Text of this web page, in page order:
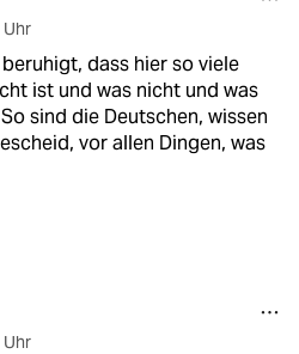
Uhr
dass hier so viele
ist und was nicht und was
sind die Deutschen, wissen
vor allen Dingen, was
Uhr